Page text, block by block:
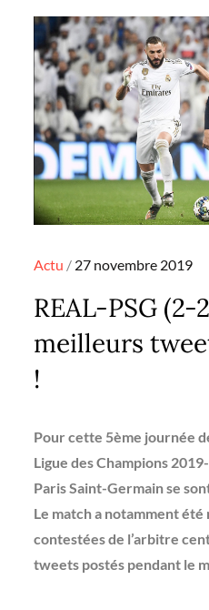
Actu Posted
27 novembre 2019
REAL-PSG (2-
meilleurs
!
Pour cette 5ème journée
Ligue des Champions
Paris Saint-Germain se
Le match a notamment
contestées de l’arbitre
tweets postés pendant le